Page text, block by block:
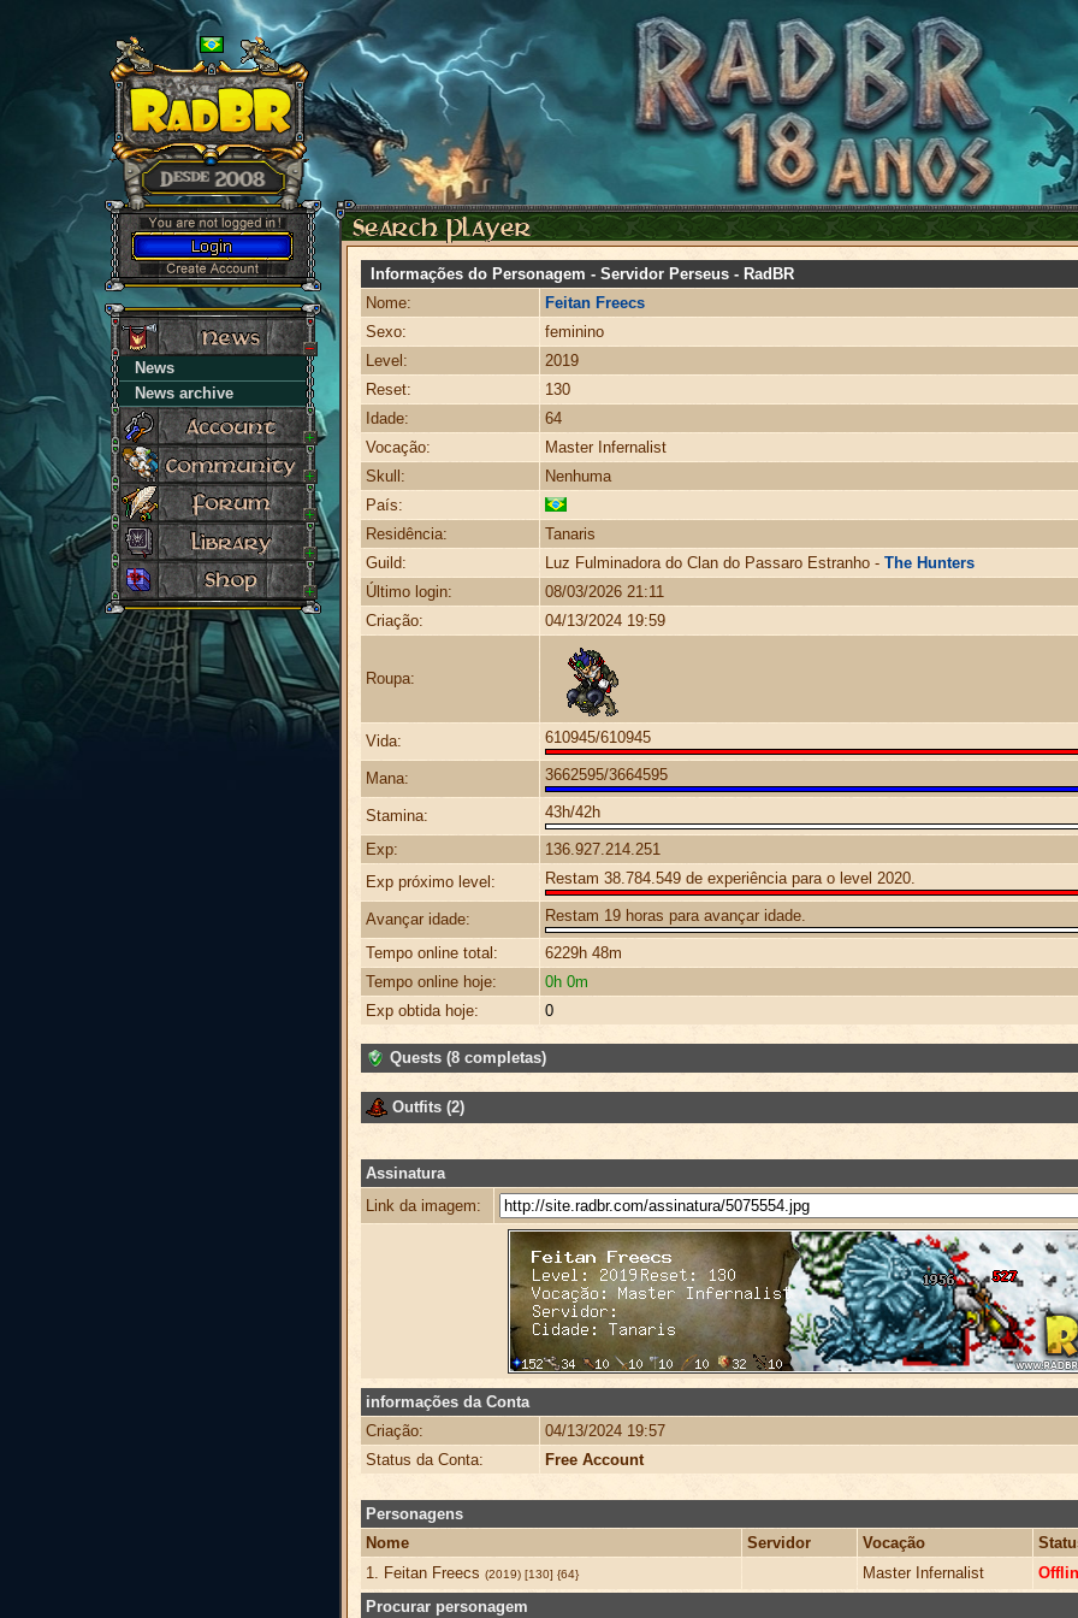
News
News archive
Informações do Personagem - Servidor Perseus - RadBR
Nome:
Feitan Freecs
Sexo:
feminino
Level:
2019
Reset:
130
Idade:
64
Vocação:
Master Infernalist
Skull:
Nenhuma
País:
Residência:
Tanaris
Guild:
Luz Fulminadora do Clan do Passaro Estranho - The Hunters
Último login:
08/03/2026 21:11
Criação:
04/13/2024 19:59
Roupa:
Vida: 610945/610945
Mana: 3662595/3664595
Stamina: 43h/42h
Exp:
136.927.214.251
Exp próximo level:
Restam 38.784.549 de experiência para o level 2020.
Avançar idade: Restam 19 horas para avançar idade.
Tempo online total:
6229h 48m
Tempo online hoje:
0h 0m
Exp obtida hoje:
0
Quests (8 completas)
Outfits (2)
Assinatura
Link da imagem:
informações da Conta
Criação:
04/13/2024 19:57
Status da Conta:
Free Account
Personagens
Nome
Servidor Vocação
1. Feitan Freecs (2019) [130] {64} Master Infernalist
Procurar personagem